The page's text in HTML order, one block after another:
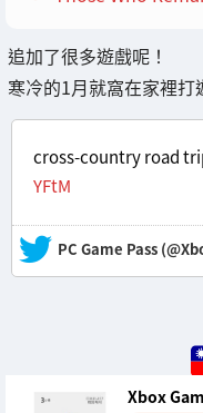
追加了很多遊戲呢！
寒冷的1月就窩在家裡打
cross-country road
YFtM
— PC Game Pass
Xbox